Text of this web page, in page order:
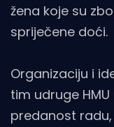
žena koje su
spriječene doći.
Organizaciju i
tim udruge HMU
predanost